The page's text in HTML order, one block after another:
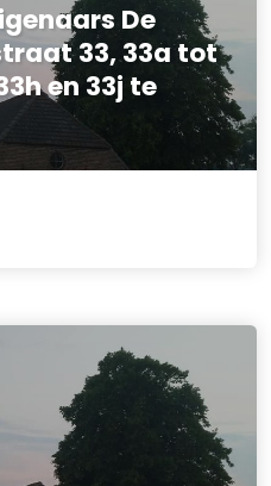
De
33, 33a tot
en 33j te